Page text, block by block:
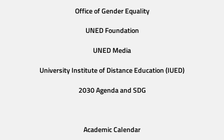
Office of Gender Equality
UNED Foundation
UNED Media
University Institute of Distance Education (IUED)
2030 Agenda and SDG
Academic Calendar